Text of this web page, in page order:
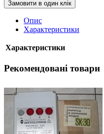
Замовити в один клік
Опис
Характеристики
Характеристики
Рекомендовані товари